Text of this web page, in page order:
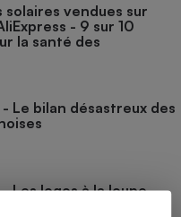
solaires vendues sur
- 9 sur 10
la santé des
Le bilan désastreux des
Les logos à la loupe